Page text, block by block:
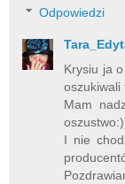
Odpowiedzi
Krysiu ja
oszukiwali
Mam
I nie